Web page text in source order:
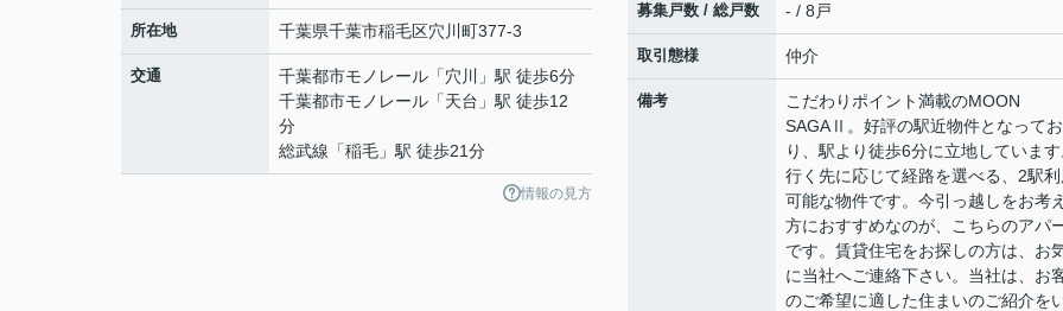
所在地 千葉県千葉市稲毛区穴川町377-3
交通 千葉都市モノレール 「穴川
」駅 徒歩6分
千葉都市モノレール 「天台 」駅 徒歩12
分
総武線 「稲毛 」駅 徒歩21分
情報の見方
募集戸数 / 総戸数 - / 8戸
取引態様 仲介
備考
こだわりポイント満載のMOON
SAGAⅡ。好評の駅近物件となってお
り、駅より徒歩6分に立地しています
行く先に応じて経路を選べる、2駅利
可能な物件です。今引っ越しをお考
方におすすめなのが、こちらのアパ
です。賃貸住宅をお探しの方は、お
に当社へご連絡下さい。当社は、お
のご希望に適した住まいのご紹介を